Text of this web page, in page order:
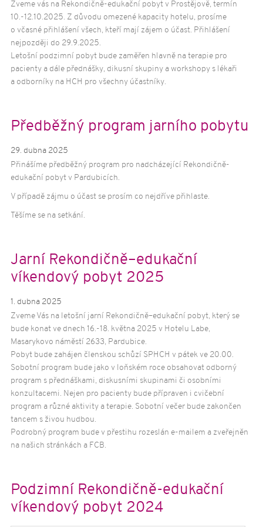
Zveme vás na Rekondičně-edukační pobyt v Prostějově, termín
10.-12.10.2025. Z důvodu omezené kapacity hotelu, prosíme
o včasné přihlášení všech, kteří mají zájem o účast. Přihlášení
nejpozději do 29.9.2025.
Letošní podzimní pobyt bude zaměřen hlavně na terapie pro
pacienty a dále přednášky, dikusní skupiny a workshopy s lékaři
a odborníky na HCH pro všechny účastníky.
Předběžný program jarního pobytu
29. dubna 2025
Přinášíme předběžný program pro nadcházející Rekondičně-
edukační pobyt v Pardubicích.
V případě zájmu o účast se prosím co nejdříve přihlaste.
Těšíme se na setkání.
Jarní Rekondičně–edukační
víkendový pobyt 2025
1. dubna 2025
Zveme Vás na letošní jarní Rekondičně–edukační pobyt, který se
bude konat ve dnech 16.-18. května 2025 v Hotelu Labe,
Masarykovo náměstí 2633, Pardubice.
Pobyt bude zahájen členskou schůzí SPHCH v pátek ve 20.00.
Sobotní program bude jako v loňském roce obsahovat odborný
program s přednáškami, diskusními skupinami či osobními
konzultacemi. Nejen pro pacienty bude přípraven i cvičební
program a různé aktivity a terapie. Sobotní večer bude zakončen
tancem s živou hudbou.
Podrobný program bude v přestihu rozeslán e-mailem a zveřejněn
na našich stránkách a FCB.
Podzimní Rekondičně-edukační
víkendový pobyt 2024
Poradna 92